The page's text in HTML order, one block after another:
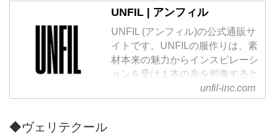
UNFIL | アンフィル
UNFIL (アンフィル)の公式通販サ
イトです。UNFILの服作りは、素
材本来の魅力からインスピレーシ
ョンを受け１本の糸を想像すると
ころからはじまります。それぞれ
の産地で大切に育てられ、古くか
unfil-inc.com
◆ヴェリテクール